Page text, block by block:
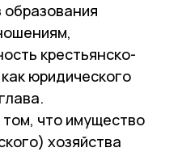
образования
крестьянско-
юридического
что имущество
хозяйства